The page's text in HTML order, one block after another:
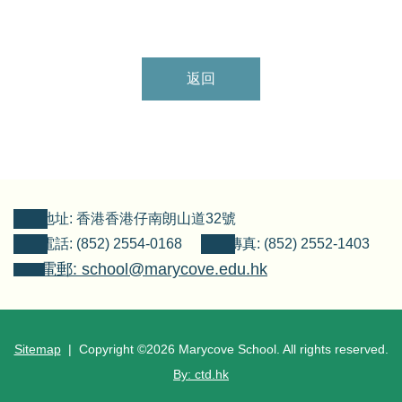
返回
地址: 香港香港仔南朗山道32號
電話: (852) 2554-0168
傳真: (852) 2552-1403
電郵: school@marycove.edu.hk
Sitemap| Copyright ©2026 Marycove School. All rights reserved.
By: ctd.hk